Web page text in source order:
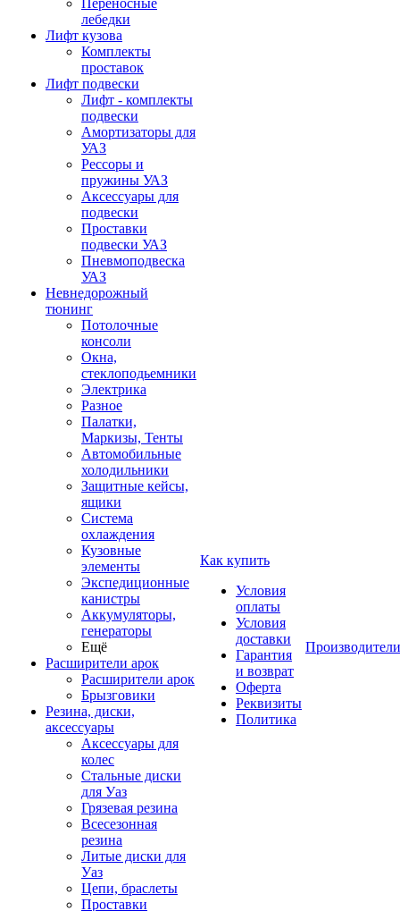
Переносные
лебедки
Лифт кузова
Комплекты
проставок
Лифт подвески
Лифт - комплекты
подвески
Амортизаторы для
УАЗ
Рессоры и
пружины УАЗ
Аксессуары для
подвески
Проставки
подвески УАЗ
Пневмоподвеска
УАЗ
Невнедорожный
тюнинг
Потолочные
консоли
Окна,
стеклоподьемники
Электрика
Разное
Палатки,
Маркизы, Тенты
Автомобильные
холодильники
Защитные кейсы,
ящики
Система
охлаждения
Кузовные
элементы
Экспедиционные
канистры
Аккумуляторы,
генераторы
Ещё
Расширители арок
Расширители арок
Брызговики
Резина, диски,
аксессуары
Аксессуары для
колес
Стальные диски
для Уаз
Грязевая резина
Всесезонная
резина
Литые диски для
Уаз
Цепи, браслеты
Проставки
Как купить
Условия
оплаты
Условия
доставки
Гарантия
и возврат
Оферта
Реквизиты
Политика
Производители